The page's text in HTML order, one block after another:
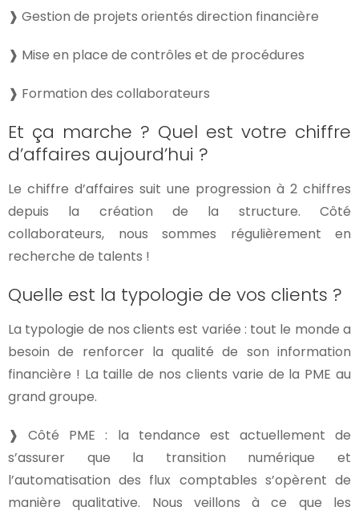
❱ Gestion de projets orientés direction financière
❱ Mise en place de contrôles et de procédures
❱ Formation des collaborateurs
Et ça marche ? Quel est votre chiffre
d’affaires aujourd’hui ?
Le chiffre d’affaires suit une progression à 2 chiffres
depuis la création de la structure. Côté
collaborateurs, nous sommes régulièrement en
recherche de talents !
Quelle est la typologie de vos clients ?
La typologie de nos clients est variée : tout le monde a
besoin de renforcer la qualité de son information
financière ! La taille de nos clients varie de la PME au
grand groupe.
❱ Côté PME : la tendance est actuellement de
s’assurer que la transition numérique et
l’automatisation des flux comptables s’opèrent de
manière qualitative. Nous veillons à ce que les